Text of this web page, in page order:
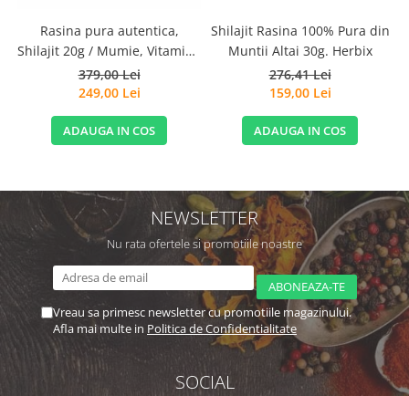
Rasina pura autentica,
Shilajit 20g / Mumie, Vitamine
si Micronutrienti - Vitadote
379,00 Lei
249,00 Lei
ADAUGA IN COS
Shilajit Rasina 100% Pura din
Muntii Altai 30g. Herbix
276,41 Lei
159,00 Lei
ADAUGA IN COS
NEWSLETTER
Nu rata ofertele si promotiile noastre
Vreau sa primesc newsletter cu promotiile magazinului.
Afla mai multe in Politica de Confidentialitate
SOCIAL